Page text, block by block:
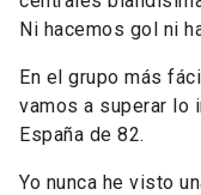
Ni hacemos gol ni
En el grupo más
vamos a superar lo
España de 82.
Yo nunca he visto